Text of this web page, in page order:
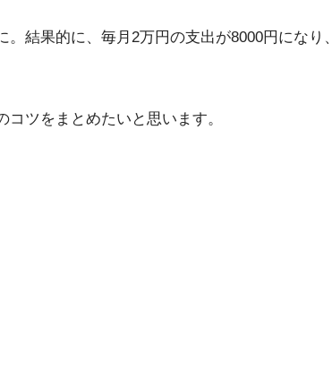
結果的に、毎月2万円の支出が8000円になり、
ツをまとめたいと思います。